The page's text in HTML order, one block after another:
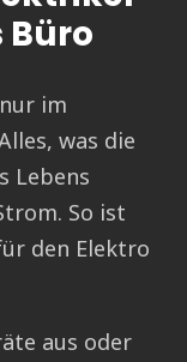
im
was die
Lebens
So ist
den Elektro
aus oder